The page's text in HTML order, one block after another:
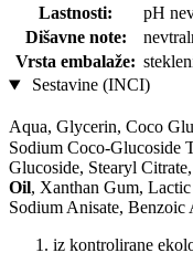
Lastnosti:
pH
Dišavne note:
Vrsta embalaže:
Sestavine (INCI)
Aqua, Glycerin, Coco
Sodium Coco-Glucoside
Glucoside, Stearyl
Oil, Xanthan Gum,
Sodium Anisate, Benzoic
iz kontrolirane